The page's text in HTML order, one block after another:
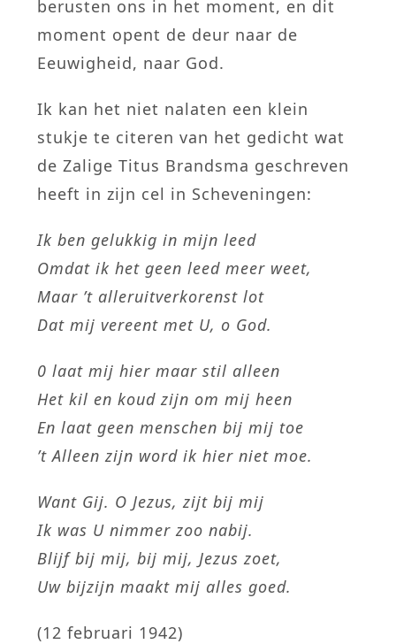
berusten ons in het moment, en dit
moment opent de deur naar de
Eeuwigheid, naar God.
Ik kan het niet nalaten een klein
stukje te citeren van het gedicht wat
de Zalige Titus Brandsma geschreven
heeft in zijn cel in Scheveningen:
Ik ben gelukkig in mijn leed
Omdat ik het geen leed meer weet,
Maar ’t alleruitverkorenst lot
Dat mij vereent met U, o God.
0 laat mij hier maar stil alleen
Het kil en koud zijn om mij heen
En laat geen menschen bij mij toe
’t Alleen zijn word ik hier niet moe.
Want Gij. O Jezus, zijt bij mij
Ik was U nimmer zoo nabij.
Blijf bij mij, bij mij, Jezus zoet,
Uw bijzijn maakt mij alles goed.
(12 februari 1942)